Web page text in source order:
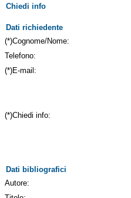
Chiedi info
Dati richiedente
(*)Cognome/Nome:
Telefono:
(*)E-mail:
(*)Chiedi info:
Dati bibliografici
Autore: